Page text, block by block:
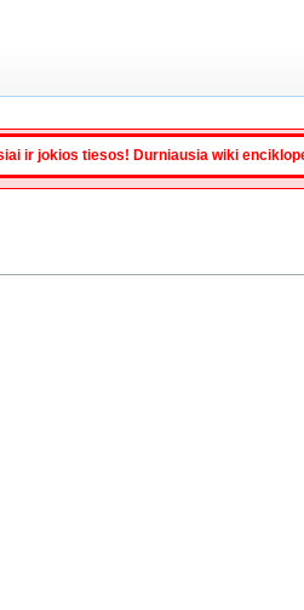
ir jokios tiesos! Durniausia wiki